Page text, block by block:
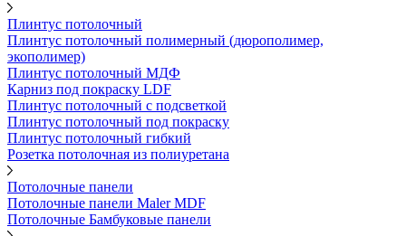
Плинтус потолочный
Плинтус потолочный полимерный (дюрополимер,
экополимер)
Плинтус потолочный МДФ
Карниз под покраску LDF
Плинтус потолочный с подсветкой
Плинтус потолочный под покраску
Плинтус потолочный гибкий
Розетка потолочная из полиуретана
Потолочные панели
Потолочные панели Maler MDF
Потолочные Бамбуковые панели